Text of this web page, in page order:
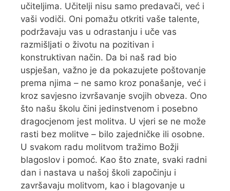
učiteljima. Učitelji nisu samo predavači, već i
vaši vodiči. Oni pomažu otkriti vaše talente,
podržavaju vas u odrastanju i uče vas
razmišljati o životu na pozitivan i
konstruktivan način. Da bi naš rad bio
uspješan, važno je da pokazujete poštovanje
prema njima – ne samo kroz ponašanje, već i
kroz savjesno izvršavanje svojih obveza. Ono
što našu školu čini jedinstvenom i posebno
dragocjenom jest molitva. U vjeri se ne može
rasti bez molitve – bilo zajedničke ili osobne.
U svakom radu molitvom tražimo Božji
blagoslov i pomoć. Kao što znate, svaki radni
dan i nastava u našoj školi započinju i
završavaju molitvom, kao i blagovanje u